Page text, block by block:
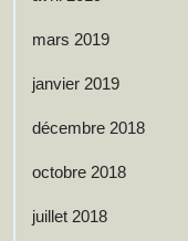
mars 2019
janvier 2019
décembre 2018
octobre 2018
juillet 2018